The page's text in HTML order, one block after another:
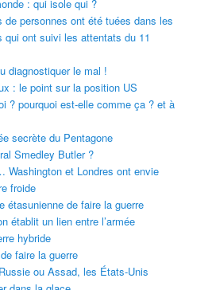
: qui isole qui ?
de personnes ont été tuées dans les
qui ont suivi les attentats du 11
diagnostiquer le mal !
: le point sur la position US
? pourquoi est-elle comme ça ? et à
secrète du Pentagone
Smedley Butler ?
Washington et Londres ont envie
froide
étasunienne de faire la guerre
établit un lien entre l’armée
hybride
faire la guerre
ou Assad, les États-Unis